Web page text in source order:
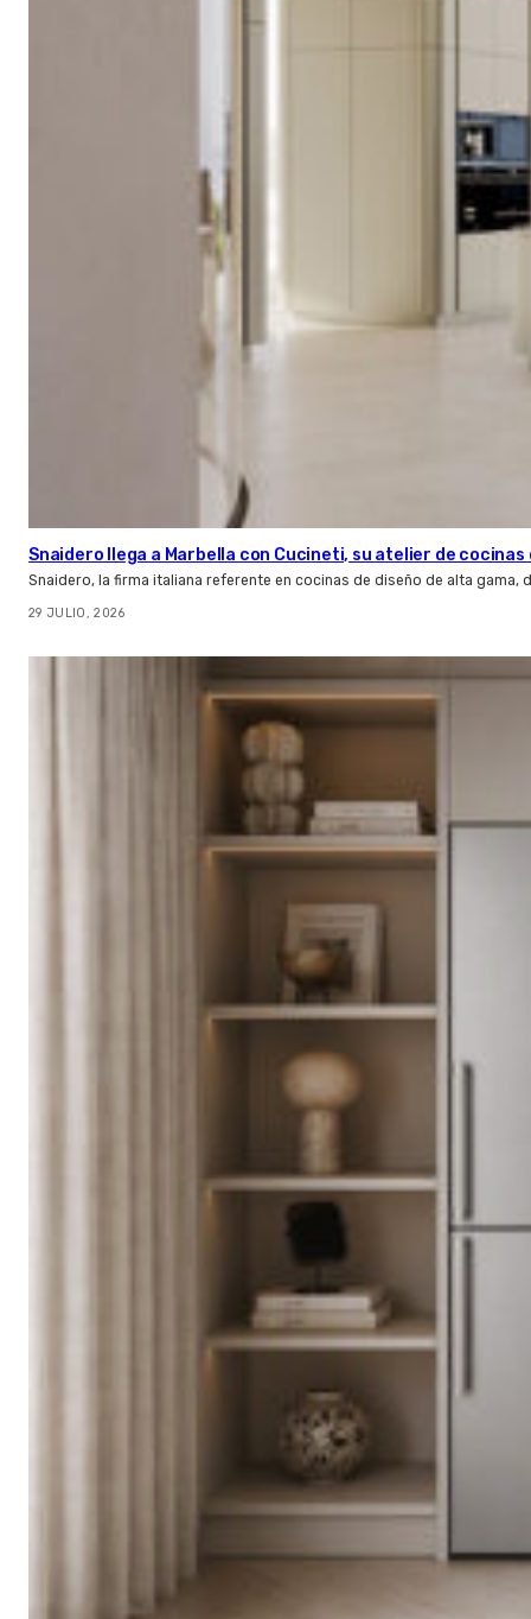
Snaidero llega a Marbella con Cucineti, su atelier de cocinas
Snaidero, la firma italiana referente en cocinas de diseño de alta gama,
29 JULIO, 2026